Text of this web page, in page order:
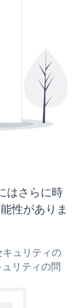
はさらに時
性がありま
ュリティの
リティの問